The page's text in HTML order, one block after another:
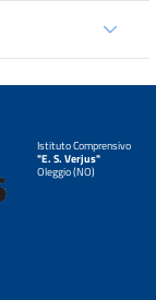
Istituto Comprensivo
"E. S. Verjus"
Oleggio (NO)